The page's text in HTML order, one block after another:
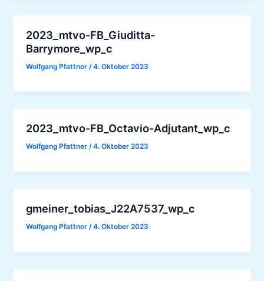
2023_mtvo-FB_Giuditta-
Barrymore_wp_c
Wolfgang Pfattner /4. Oktober 2023
2023_mtvo-FB_Octavio-Adjutant_wp_c
Wolfgang Pfattner/4. Oktober 2023
gmeiner_tobias_J22A7537_wp_c
Wolfgang Pfattner/4. Oktober 2023